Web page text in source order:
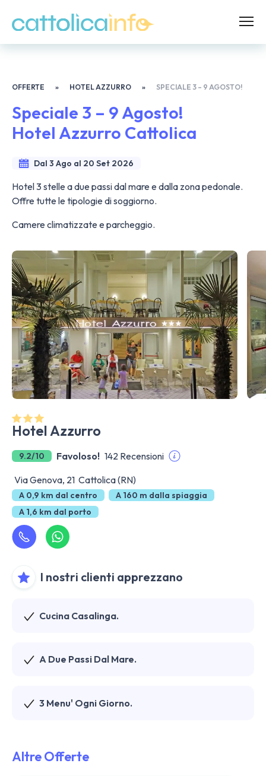
OFFERTE » HOTEL AZZURRO » SPECIALE 3 – 9 AGOSTO!
Speciale 3 – 9 Agosto!
Hotel Azzurro Cattolica
Dal 3 Ago al 20 Set 2026
Hotel 3 stelle a due passi dal mare e dalla zona pedonale.
Offre tutte le tipologie di soggiorno.
Camere climatizzate e parcheggio.
Hotel Azzurro
9.2/10 Favoloso! 142 Recensioni
Via Genova, 21 Cattolica (RN)
A 0,9 km dal centro
A 160 m dalla spiaggia
A 1,6 km dal porto
I nostri clienti apprezzano
Cucina Casalinga.
A Due Passi Dal Mare.
3 Menu' Ogni Giorno.
Altre Offerte